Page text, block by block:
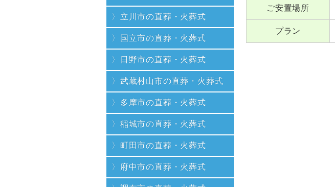
ご安置場所
プラン
立川市の直葬・火葬式
国立市の直葬・火葬式
日野市の直葬・火葬式
武蔵村山市の直葬・火葬式
多摩市の直葬・火葬式
稲城市の直葬・火葬式
町田市の直葬・火葬式
府中市の直葬・火葬式